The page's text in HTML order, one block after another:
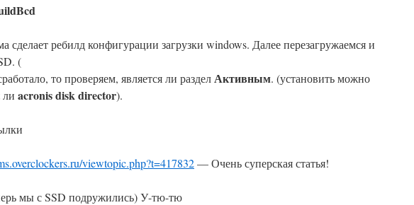
сделает ребилд конфигурации загрузки windows. Далее перезагружаемся и
(
то проверяем, является ли разделАктивным. (установить можно
ли acronis disk director).
viewtopic.php?t=417832— Очень суперская статья!
мы с SSD подружились) У-тю-тю